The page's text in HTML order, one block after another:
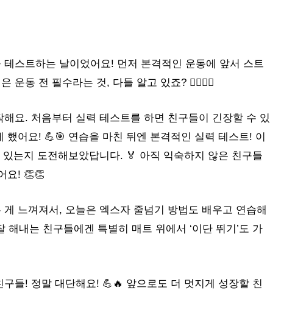
스트하는 날이었어요! 먼저 본격적인 운동에 앞서 스트
운동 전 필수라는 것, 다들 알고 있죠? 🤸‍♂️🤸‍♀️
요. 처음부터 실력 테스트를 하면 친구들이 긴장할 수 있
했어요! 💪🎯 연습을 마친 뒤엔 본격적인 실력 테스트! 이
는지 도전해보았답니다. 🏅 아직 익숙하지 않은 친구들
요! 👏👏
느껴져서, 오늘은 엑스자 줄넘기 방법도 배우고 연습해
내는 친구들에겐 특별히 매트 위에서 ‘이단 뛰기’도 가
들! 정말 대단해요! 💪🔥 앞으로도 더 멋지게 성장할 친